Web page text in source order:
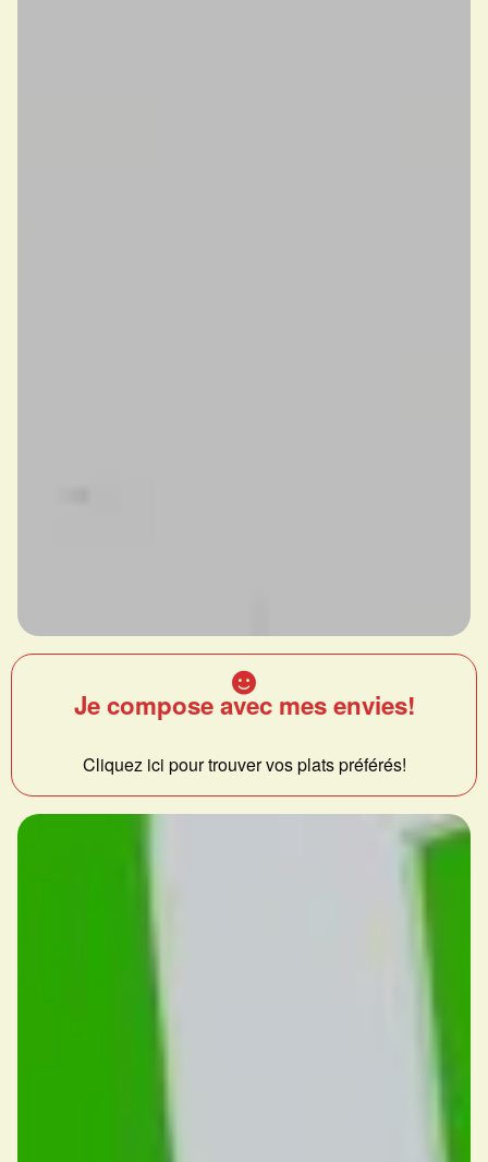
Je compose avec mes envies!
Cliquez ici pour trouver vos plats préférés!